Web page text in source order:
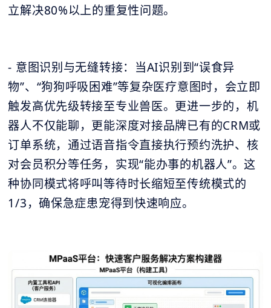
立解决80%以上的重复性问题。
- 意图识别与无缝转接：当AI识别到“误食异
物”、“狗狗呼吸困难”等复杂医疗意图时，会立即
触发高优先级转接至专业兽医。更进一步的，机
器人不仅能聊，更能深度对接品牌已有的CRM或
订单系统，通过语音指令直接执行预约洗护、核
对会员积分等任务，实现“能办事的机器人”。这
种协同模式将呼叫等待时长缩短至传统模式的
1/3，确保急症患宠得到快速响应。